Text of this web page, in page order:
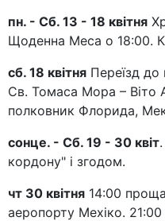
пн. - Сб. 13 - 18 квітня
Щоденна Меса о 18:00.
сб. 18 квітня Переїзд до
Св. Томаса Мора – Віто
полковник Флорида,
сонце. - Сб. 19 - 30 квіт
кордону" і згодом.
чт 30 квітня 14:00
аеропорту Мехіко.